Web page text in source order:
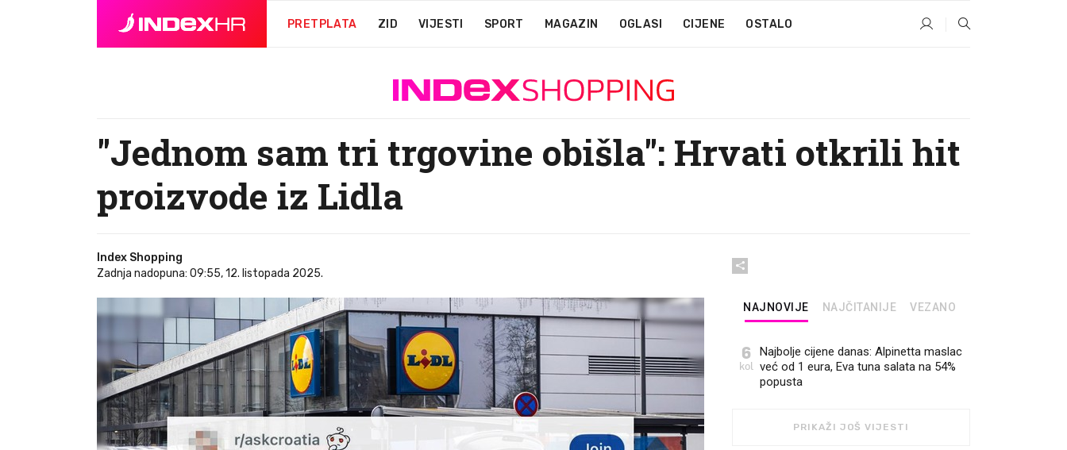
PRETPLATA ZID VIJESTI SPORT MAGAZIN OGLASI CIJENE OSTALO
"Jednom sam tri trgovine obišla": Hrvati otkrili hit
proizvode iz Lidla
Index Shopping
Zadnja nadopuna: 09:55, 12. listopada 2025.
NAJNOVIJE NAJČITANIJE VEZANO
6
kol
Najbolje cijene danas: Alpinetta maslac
već od 1 eura, Eva tuna salata na 54%
popusta
PRIKAŽI JOŠ VIJESTI